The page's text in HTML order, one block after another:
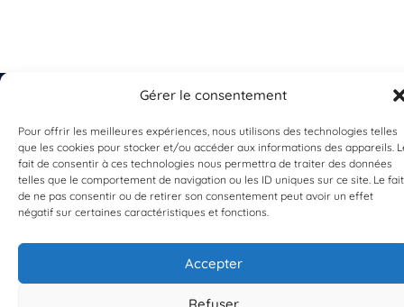
Gérer le consentement
Pour offrir les meilleures expériences, nous utilisons des technologies telles
que les cookies pour stocker et/ou accéder aux informations des appareils.
fait de consentir à ces technologies nous permettra de traiter des données
telles que le comportement de navigation ou les ID uniques sur ce site. Le fait
de ne pas consentir ou de retirer son consentement peut avoir un effet
négatif sur certaines caractéristiques et fonctions.
Accepter
Refuser
EST UN PROGRAMME DE